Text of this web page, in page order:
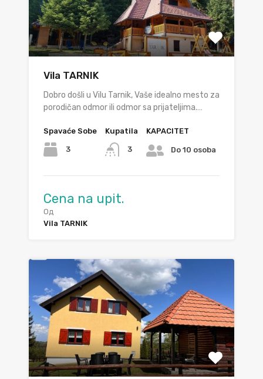
Vila TARNIK
Dobro došli u Vilu Tarnik, Vaše idealno mesto za
porodičan odmor ili odmor sa prijateljima.…
Spavaće Sobe
3
Kupatila
3
KAPACITET
Do 10 osoba
Cena na upit.
Од
Vila TARNIK